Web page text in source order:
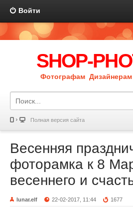
Войти
SHOP-
Фотографам
Полная версия сайта
Весенняя
фоторамка к 8
весеннего и
lunar.elf 22-02-2017, 11:44 1677